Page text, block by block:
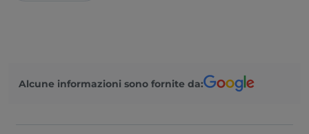
Alcune informazioni sono fornite da: